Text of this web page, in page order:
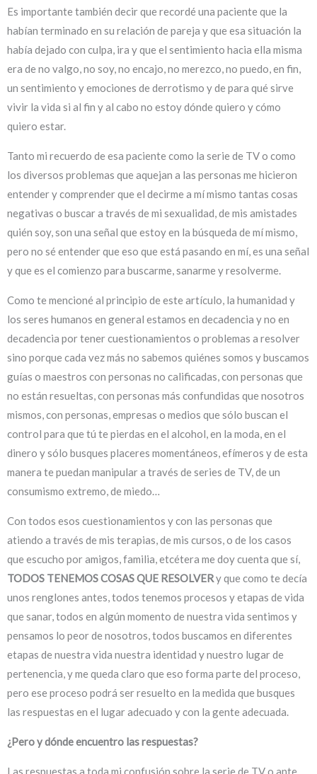
Es importante también decir que recordé una paciente que la
habían terminado en su relación de pareja y que esa situación la
había dejado con culpa, ira y que el sentimiento hacia ella misma
era de no valgo, no soy, no encajo, no merezco, no puedo, en fin,
un sentimiento y emociones de derrotismo y de para qué sirve
vivir la vida si al fin y al cabo no estoy dónde quiero y cómo
quiero estar.
Tanto mi recuerdo de esa paciente como la serie de TV o como
los diversos problemas que aquejan a las personas me hicieron
entender y comprender que el decirme a mí mismo tantas cosas
negativas o buscar a través de mi sexualidad, de mis amistades
quién soy, son una señal que estoy en la búsqueda de mí mismo,
pero no sé entender que eso que está pasando en mí, es una señal
y que es el comienzo para buscarme, sanarme y resolverme.
Como te mencioné al principio de este artículo, la humanidad y
los seres humanos en general estamos en decadencia y no en
decadencia por tener cuestionamientos o problemas a resolver
sino porque cada vez más no sabemos quiénes somos y buscamos
guías o maestros con personas no calificadas, con personas que
no están resueltas, con personas más confundidas que nosotros
mismos, con personas, empresas o medios que sólo buscan el
control para que tú te pierdas en el alcohol, en la moda, en el
dinero y sólo busques placeres momentáneos, efímeros y de esta
manera te puedan manipular a través de series de TV, de un
consumismo extremo, de miedo…
Con todos esos cuestionamientos y con las personas que
atiendo a través de mis terapias, de mis cursos, o de los casos
que escucho por amigos, familia, etcétera me doy cuenta que sí,
TODOS TENEMOS COSAS QUE RESOLVERy que como te decía
unos renglones antes, todos tenemos procesos y etapas de vida
que sanar, todos en algún momento de nuestra vida sentimos y
pensamos lo peor de nosotros, todos buscamos en diferentes
etapas de nuestra vida nuestra identidad y nuestro lugar de
pertenencia, y me queda claro que eso forma parte del proceso,
pero ese proceso podrá ser resuelto en la medida que busques
las respuestas en el lugar adecuado y con la gente adecuada.
¿Pero y dónde encuentro las respuestas?
Las respuestas a toda mi confusión sobre la serie de TV o ante